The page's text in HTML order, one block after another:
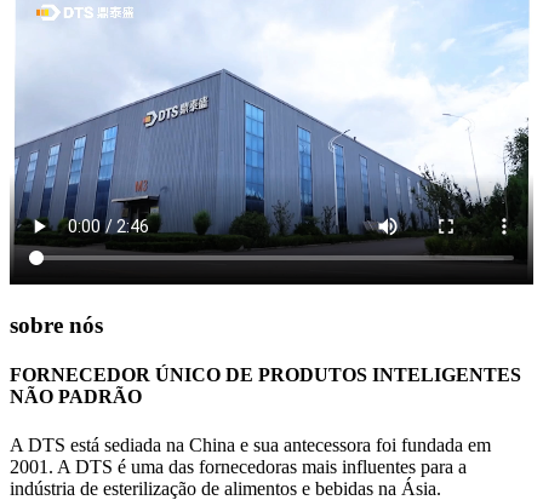
sobre nós
FORNECEDOR ÚNICO DE PRODUTOS INTELIGENTES
NÃO PADRÃO
A DTS está sediada na China e sua antecessora foi fundada em
2001. A DTS é uma das fornecedoras mais influentes para a
indústria de esterilização de alimentos e bebidas na Ásia.